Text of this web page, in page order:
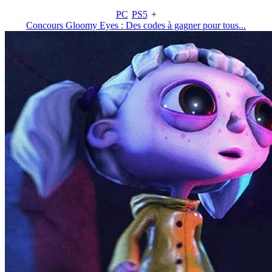
PC PS5 +
Concours Gloomy Eyes : Des codes à gagner pour tous...